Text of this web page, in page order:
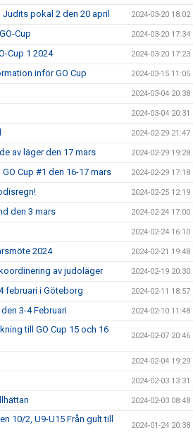
pokal 2 den 20 april 2024-03-20 18:02
Cup 2024-03-20 17:34
Cup 1 2024 2024-03-20 17:23
inför GO Cup 2024-03-15 11:05
2024-03-04 20:38
2024-03-04 20:31
2024-02-29 21:47
av läger den 17 mars 2024-02-29 19:28
Cup #1 den 16-17 mars 2024-02-29 17:18
2024-02-25 12:19
den 3 mars 2024-02-24 17:00
2024-02-24 16:10
2024 2024-02-21 19:48
av judoläger 2024-02-19 20:30
februari i Göteborg 2024-02-11 18:57
3-4 Februari 2024-02-10 11:48
till GO Cup 15 och 16
2024-02-07 20:46
2024-02-04 19:29
2024-02-03 13:31
2024-02-03 08:48
10/2, U9-U15 Från gult till
2024-01-24 20:38